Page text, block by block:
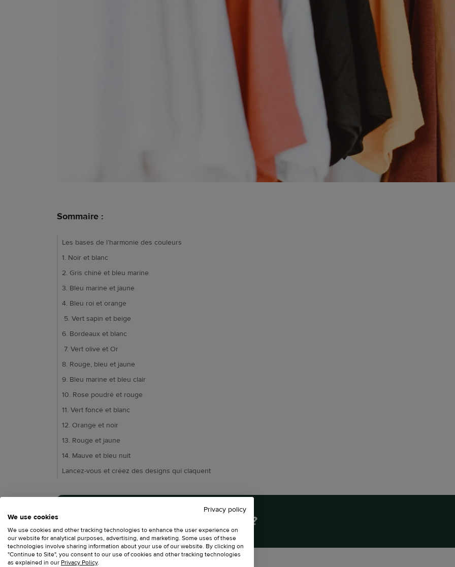
Sommaire :
Les bases de l’harmonie des couleurs
1. Noir et blanc
2. Gris chiné et bleu marine
3. Bleu marine et jaune
4. Bleu roi et orange
5. Vert sapin et beige
6. Bordeaux et blanc
7. Vert olive et Or​
8. Rouge, bleu et jaune​
9. Bleu marine et bleu clair
10. Rose poudré et rouge
11. Vert foncé et blanc
12. Orange et noir
13. Rouge et jaune​
14. Mauve et bleu nuit
Lancez-vous et créez des designs qui claquent
Êtes-vous prêt.e à tester Printful ?
Privacy policy
We use cookies
We use cookies and other tracking technologies to enhance the user experience on
our website for analytical purposes, advertising, and marketing. Some uses of these
technologies involve sharing information about your use of our website. By clicking on
"Continue to Site", you consent to our use of cookies and other tracking technologies
as explained in our Privacy Policy.